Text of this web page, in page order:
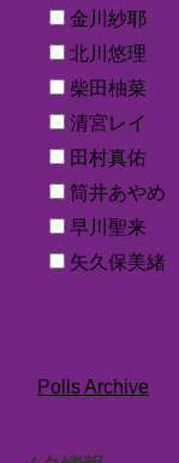
金川紗耶
北川悠理
柴田柚菜
清宮レイ
田村真佑
筒井あやめ
早川聖来
矢久保美緒
Polls Archive